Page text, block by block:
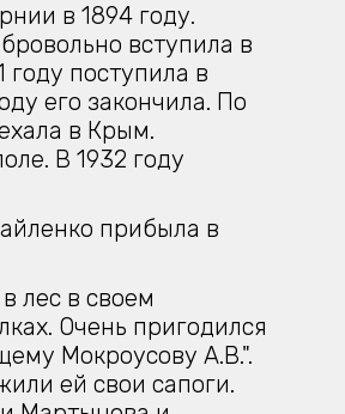
в 1894 году.
вступила в
поступила в
его закончила. По
в Крым.
В 1932 году
прибыла в
лес в своем
Очень пригодился
Мокроусову А.В.".
ей свои сапоги.